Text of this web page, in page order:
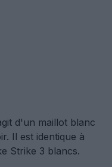
d'un maillot blanc
Il est identique à
Strike 3 blancs.